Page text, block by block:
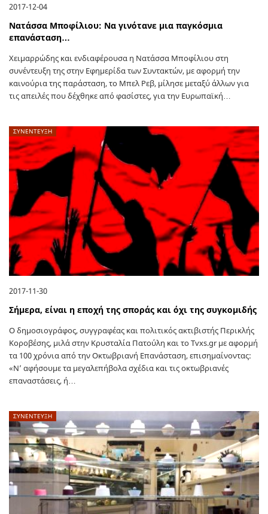
2017-12-04
Νατάσσα Μποφίλιου: Να γινότανε μια παγκόσμια
επανάσταση…
Xειμαρρώδης και ενδιαφέρουσα η Νατάσσα Μποφίλιου στη
συνέντευξη της στην Εφημερίδα των Συντακτών, με αφορμή την
καινούρια της παράσταση, το Μπελ Ρεβ, μίλησε μεταξύ άλλων για
τις απειλές που δέχθηκε από φασίστες, για την Ευρωπαϊκή…
ΣΥΝΕΝΤΕΥΞΗ
2017-11-30
Σήμερα, είναι η εποχή της σποράς και όχι της συγκομιδής
Ο δημοσιογράφος, συγγραφέας και πολιτικός ακτιβιστής Περικλής
Κοροβέσης, μιλά στην Κρυσταλία Πατούλη και το Tvxs.gr με αφορμή
τα 100 χρόνια από την Οκτωβριανή Επανάσταση, επισημαίνοντας:
«Ν’ αφήσουμε τα μεγαλεπήβολα σχέδια και τις οκτωβριανές
επαναστάσεις, ή…
ΣΥΝΕΝΤΕΥΞΗ